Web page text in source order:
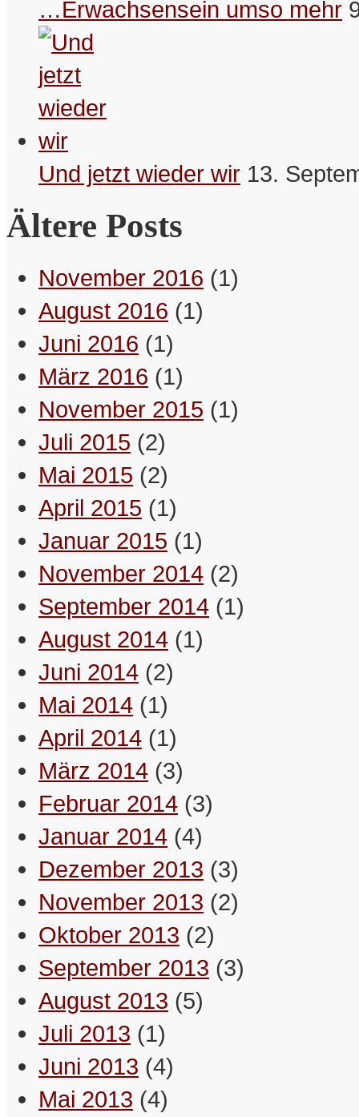
kleinen Mannes.
– MSBBV (Andman)
Manchmal hab‘ ich keinen Plan
mehr, dann improvisiert mein
Leben.
zu erfreuen, ist nicht unbedingt
obstzön.
Das Leben kann, wenn es will.
– Schreibselbraut
Es ist schön, einen verständigen
Blick quer durch den Raum
aufzufangen.
– Schreibselbraut
mögen, die man nicht kennt.
– MSBBV (Andman)
eine Geschichte finde, die noch
– Maximus
Viele schlechte Romane hätten
durch einen Coelhoitus Interruptus
gerettet werden können.
Ein Freund ist jemand, der die
Gedanken trocknet, die du in dir
vergossen hast.
– Schreibselbraut
gehen. Ich will lieber einmal außer
– Maximus
Seltsamerweise ruft Arglosigkeit
heutzutage mehr Argwohn hervor
als Feindseligkeit.
– Schreibselbraut
…Erwachsensein umso mehr
Und jetzt wieder wir 13.
Ältere Posts
November 2016 (1)
August 2016 (1)
Juni 2016 (1)
März 2016 (1)
November 2015 (1)
Juli 2015 (2)
Mai 2015 (2)
April 2015 (1)
Januar 2015 (1)
November 2014 (2)
September 2014 (1)
August 2014 (1)
Juni 2014 (2)
Mai 2014 (1)
April 2014 (1)
März 2014 (3)
Februar 2014 (3)
Januar 2014 (4)
Dezember 2013 (3)
November 2013 (2)
Oktober 2013 (2)
September 2013 (3)
August 2013 (5)
Juli 2013 (1)
Juni 2013 (4)
Mai 2013 (4)